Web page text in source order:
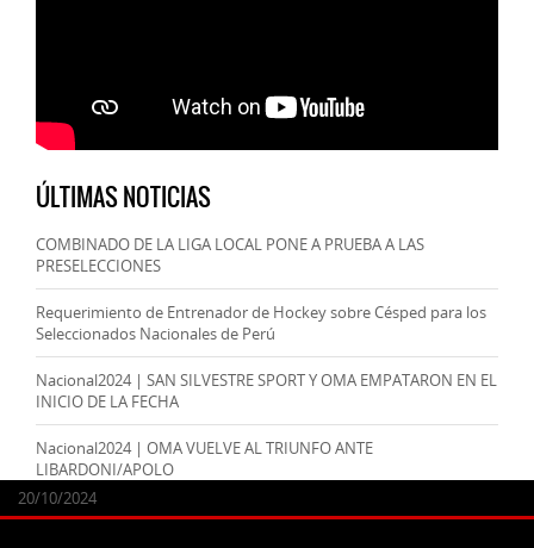
ÚLTIMAS NOTICIAS
COMBINADO DE LA LIGA LOCAL PONE A PRUEBA A LAS
PRESELECCIONES
24/09/2025
Requerimiento de Entrenador de Hockey sobre Césped para los
Seleccionados Nacionales de Perú
07/11/2024
Nacional2024 | SAN SILVESTRE SPORT Y OMA EMPATARON EN EL
INICIO DE LA FECHA
20/10/2024
Nacional2024 | OMA VUELVE AL TRIUNFO ANTE
LIBARDONI/APOLO
20/10/2024